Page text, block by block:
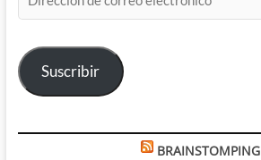
de
electrónico
Suscribir
BRAINSTOMPING